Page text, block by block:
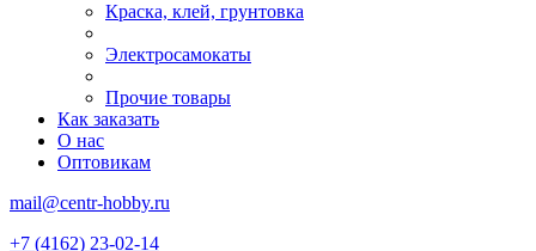
Краска, клей, грунтовка
Электросамокаты
Прочие товары
Как заказать
О нас
Оптовикам
mail@centr-hobby.ru
+7 (4162) 23-02-14